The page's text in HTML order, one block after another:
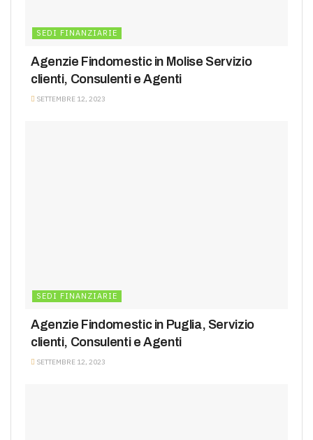
SEDI FINANZIARIE
Agenzie Findomestic in Molise Servizio
clienti, Consulenti e Agenti
SETTEMBRE 12, 2023
SEDI FINANZIARIE
Agenzie Findomestic in Puglia, Servizio
clienti, Consulenti e Agenti
SETTEMBRE 12, 2023